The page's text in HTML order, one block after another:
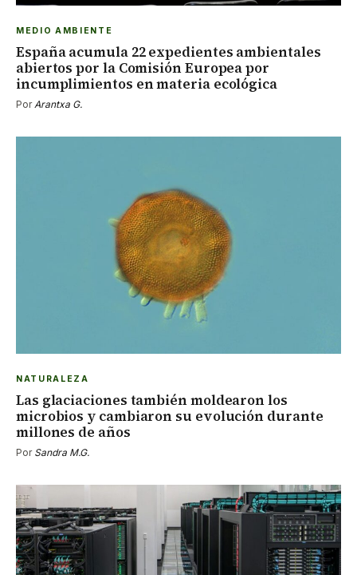
MEDIO AMBIENTE
España acumula 22 expedientes ambientales
abiertos por la Comisión Europea por
incumplimientos en materia ecológica
Por Arantxa G.
NATURALEZA
Las glaciaciones también moldearon los
microbios y cambiaron su evolución durante
millones de años
Por Sandra M.G.